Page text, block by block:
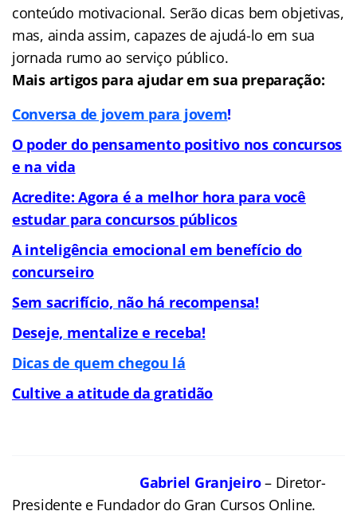
conteúdo motivacional. Serão dicas bem objetivas,
mas, ainda assim, capazes de ajudá-lo em sua
jornada rumo ao serviço público.
Mais artigos para ajudar em sua preparação:
Conversa de jovem para jovem!
O poder do pensamento positivo nos concursos
e na vida
Acredite: Agora é a melhor hora para você
estudar para concursos públicos
A inteligência emocional em benefício do
concurseiro
Sem sacrifício, não há recompensa!
Deseje, mentalize e receba!
Dicas de quem chegou lá
Cultive a atitude da gratidão
Gabriel Granjeiro– Diretor-
Presidente e Fundador do Gran Cursos Online.